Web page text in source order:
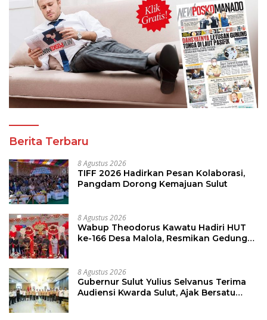
Berita Terbaru
8 Agustus 2026
TIFF 2026 Hadirkan Pesan Kolaborasi,
Pangdam Dorong Kemajuan Sulut
8 Agustus 2026
Wabup Theodorus Kawatu Hadiri HUT
ke-166 Desa Malola, Resmikan Gedung
8 Agustus 2026
Gubernur Sulut Yulius Selvanus Terima
Audiensi Kwarda Sulut, Ajak Bersatu